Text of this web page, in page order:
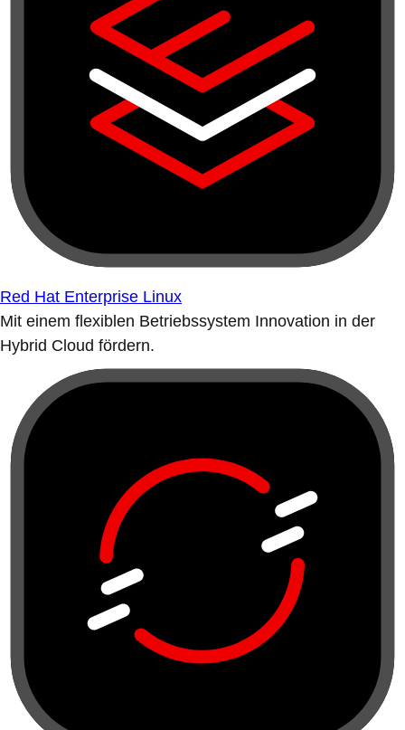
Red Hat Enterprise Linux
Mit einem flexiblen Betriebssystem Innovation in der
Hybrid Cloud fördern.